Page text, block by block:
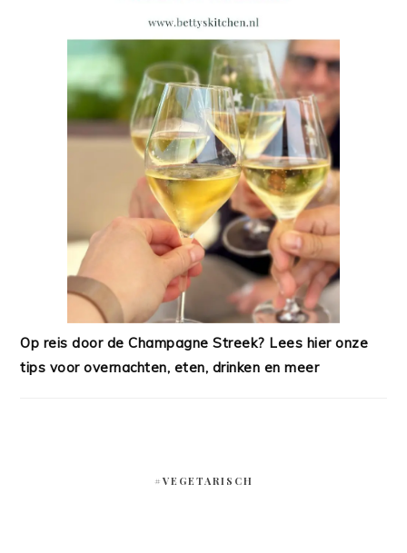
Op reis door de Champagne Streek? Lees hier onze
tips voor overnachten, eten, drinken en meer
#VEGETARISCH